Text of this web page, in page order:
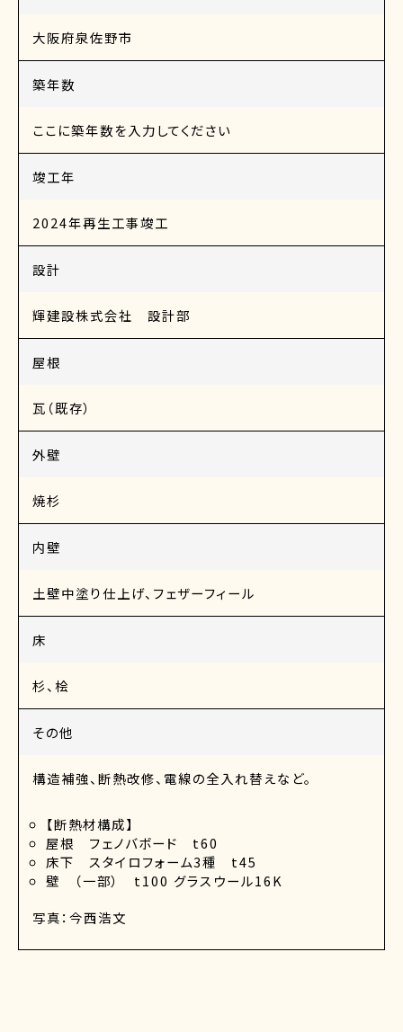
大阪府泉佐野市
築年数
ここに築年数を入力してください
竣工年
2024年再生工事竣工
設計
輝建設株式会社 設計部
屋根
瓦（既存）
外壁
焼杉
内壁
土壁中塗り仕上げ、フェザーフィール
床
杉、桧
その他
構造補強、断熱改修、電線の全入れ替えなど。
【断熱材構成】
屋根 フェノバボード t60
床下 スタイロフォーム3種 t45
壁 （一部） t100 グラスウール16K
写真：今西浩文